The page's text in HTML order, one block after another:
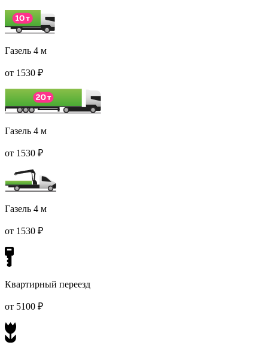
Газель 4 м
от 1530 ₽
Газель 4 м
от 1530 ₽
Газель 4 м
от 1530 ₽
Квартирный переезд
от 5100 ₽